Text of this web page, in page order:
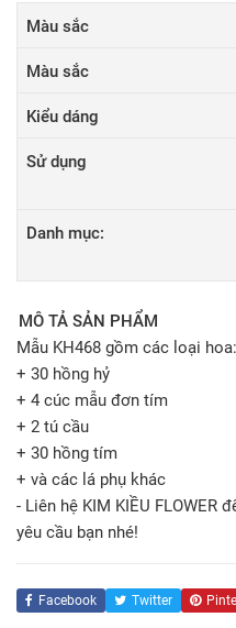
Màu sắc
Màu sắc
Kiểu dáng
Sử dụng
Danh mục:
MÔ TẢ SẢN PHẨM
Mẫu KH468 gồm các loại hoa:
+ 30 hồng hỷ
+ 4 cúc mẫu đơn tím
+ 2 tú cầu
+ 30 hồng tím
+ và các lá phụ khác
- Liên hệ KIM KIỀU FLOWER
yêu cầu bạn nhé!
Facebook Twitter